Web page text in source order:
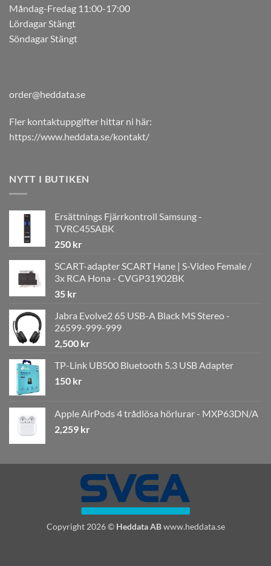
Måndag-Fredag 11:00-17:00
Lördagar Stängt
Söndagar Stängt
order@heddata.se
Fler kontaktuppgifter hittar ni här:
https://www.heddata.se/kontakt/
NYTT I BUTIKEN
Ersättnings Fjärrkontroll Samsung -
TVRC45SABK
250 kr
SCART-adapter SCART Hane | S-Video Female /
3x RCA Hona - CVGP31902BK
35 kr
Jabra Evolve2 65 USB-A Black MS Stereo -
26599-999-999
2,500 kr
TP-Link UB500 Bluetooth 5.3 USB Adapter
150 kr
Apple AirPods 4 trådlösa hörlurar - MXP63DN/A
2,259 kr
Copyright 2026 © Heddata AB www.heddata.se